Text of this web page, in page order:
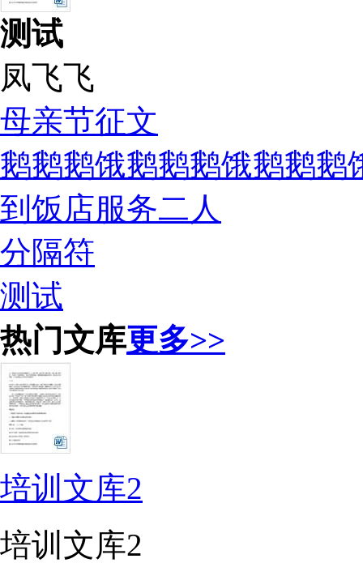
测试
凤飞飞
母亲节征文
鹅鹅鹅饿鹅鹅鹅饿鹅鹅鹅
到饭店服务二人
分隔符
测试
热门文库更多>>
培训文库2
培训文库2